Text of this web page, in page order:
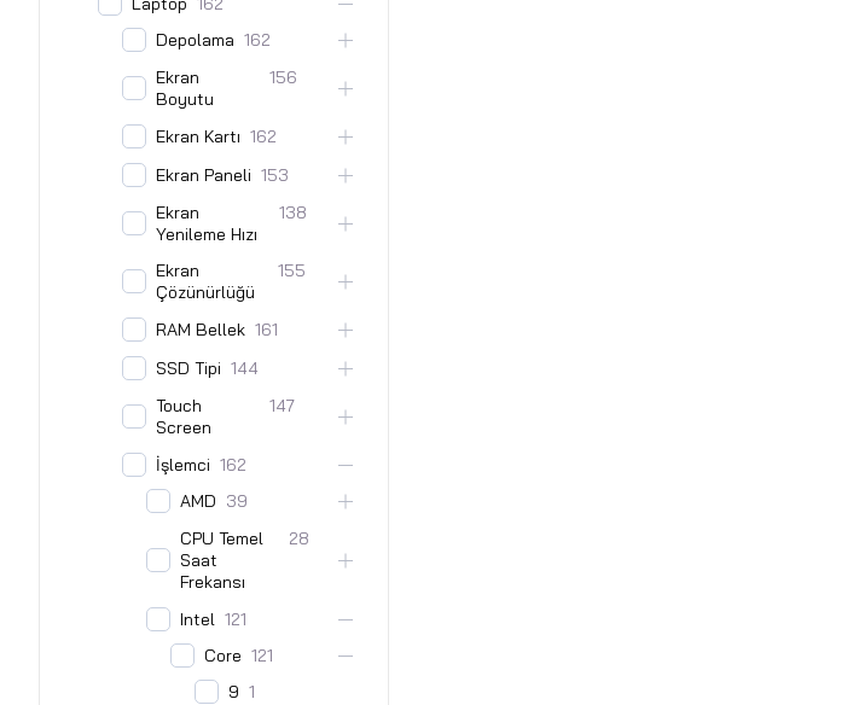
Depolama 162
Ekran
Boyutu
156
Ekran Kartı 162
Ekran Paneli 153
Ekran
Yenileme Hızı
138
Ekran
Çözünürlüğü
155
RAM Bellek 161
SSD Tipi 144
Touch
Screen
147
İşlemci 162
AMD 39
CPU Temel
Saat
Frekansı
28
Intel 121
Core 121
9 1